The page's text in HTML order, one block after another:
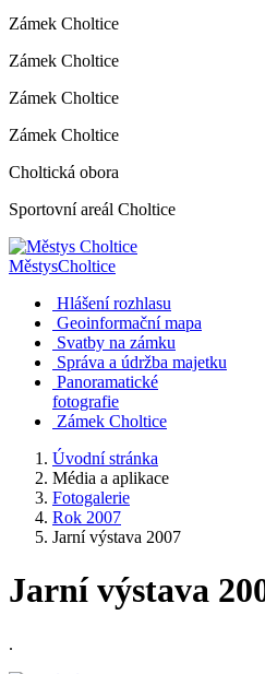
Zámek Choltice
Zámek Choltice
Zámek Choltice
Zámek Choltice
Choltická obora
Sportovní areál Choltice
MěstysCholtice
Hlášení rozhlasu
Geoinformační mapa
Svatby na zámku
Správa a údržba majetku
Panoramatické
fotografie
Zámek Choltice
Úvodní stránka
Média a aplikace
Fotogalerie
Rok 2007
Jarní výstava 2007
Jarní výstava
.